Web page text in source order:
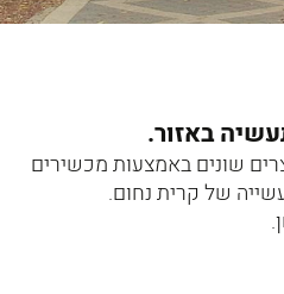
באזור.
שונים באמצעות מכשירים
של קרית נחום.